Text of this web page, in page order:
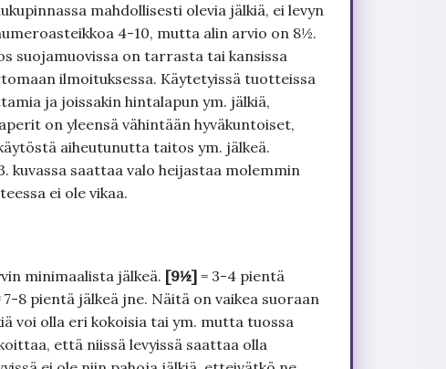
mahdollisesti olevia jälkiä, ei levyn
4-10, mutta alin arvio on 8½.
suojamuovissa on tarrasta tai kansissa
ilmoituksessa. Käytetyissä tuotteissa
ja joissakin hintalapun ym. jälkiä,
on yleensä vähintään hyväkuntoiset,
aiheutunutta taitos ym. jälkeä.
kuvassa saattaa valo heijastaa molemmin
ei ole vikaa.
minimaalista jälkeä. [9½]= 3-4 pientä
7-8 pientä jälkeä jne. Näitä on vaikea suoraan
voi olla eri kokoisia tai ym. mutta tuossa
että niissä levyissä saattaa olla